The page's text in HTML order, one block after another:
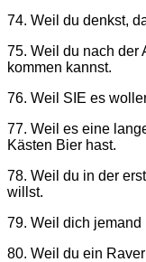
74. Weil du denkst,
75. Weil du nach der
kommen kannst.
76. Weil SIE es
77. Weil es eine
Kästen Bier hast.
78. Weil du in der
willst.
79. Weil dich jemand
80. Weil du ein